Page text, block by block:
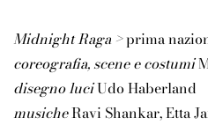
Midnight Raga >prima
coreografia, scene e costumi
disegno luciUdo Haberland
musicheRavi Shankar, Etta